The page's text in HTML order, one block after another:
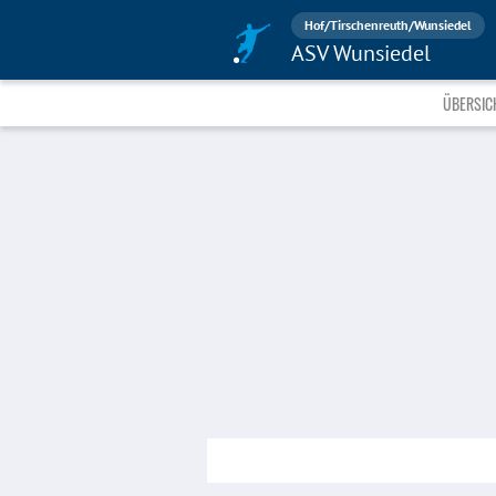
Hof/Tirschenreuth/Wunsiedel
ASV Wunsiedel